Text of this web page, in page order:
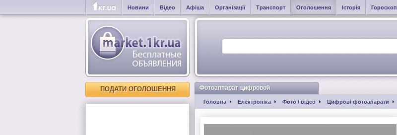
Новини Відео Афіша Організації Транспорт Оголошення Історія Гороскоп
ПОДАТИ ОГОЛОШЕННЯ Фотоаппарат цифровой
Головна Електроніка Фото / відео Цифрові фотоапарати